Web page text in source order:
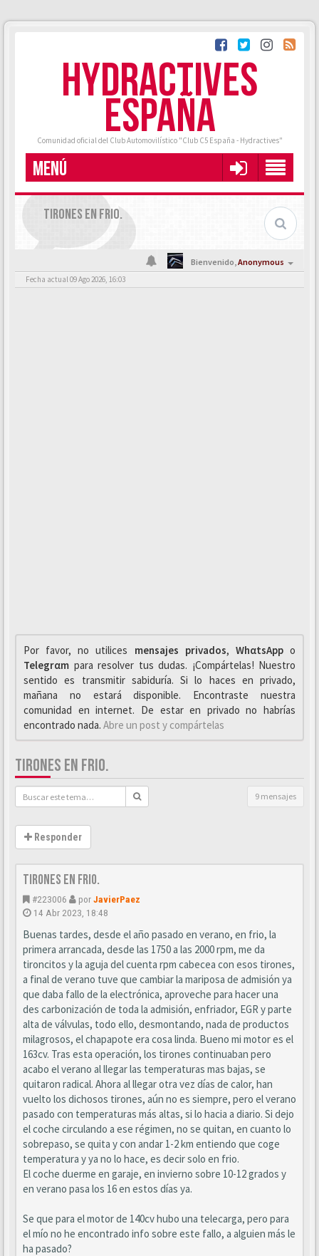
HYDRACTIVES
ESPAÑA
Comunidad oficial del Club Automovilístico "Club C5 España - Hydractives"
MENÚ
TIRONES EN FRIO.
Bienvenido,Anonymous
Fecha actual 09 Ago 2026, 16:03
Por favor, no utilices mensajes privados, WhαtsAppo
Telegrαm para resolver tus dudas. ¡Compártelas! Nuestro
sentido es transmitir sabiduría. Si lo haces en privado,
mañana no estará disponible. Encontraste nuestra
comunidad en internet. De estar en privado no habrías
encontrado nada. Abre un post y compártelas
TIRONES EN FRIO.
9 mensajes
Responder
Tirones en frio.
#223006 porJavierPaez
14 Abr 2023, 18:48
Buenas tardes, desde el año pasado en verano, en frio, la
primera arrancada, desde las 1750 a las 2000 rpm, me da
tironcitos y la aguja del cuenta rpm cabecea con esos tirones,
a final de verano tuve que cambiar la mariposa de admisión ya
que daba fallo de la electrónica, aproveche para hacer una
des carbonización de toda la admisión, enfriador, EGR y parte
alta de válvulas, todo ello, desmontando, nada de productos
milagrosos, el chapapote era cosa linda. Bueno mi motor es el
163cv. Tras esta operación, los tirones continuaban pero
acabo el verano al llegar las temperaturas mas bajas, se
quitaron radical. Ahora al llegar otra vez días de calor, han
vuelto los dichosos tirones, aún no es siempre, pero el verano
pasado con temperaturas más altas, si lo hacia a diario. Si dejo
el coche circulando a ese régimen, no se quitan, en cuanto lo
sobrepaso, se quita y con andar 1-2 km entiendo que coge
temperatura y ya no lo hace, es decir solo en frio.
El coche duerme en garaje, en invierno sobre 10-12 grados y
en verano pasa los 16 en estos días ya.
Se que para el motor de 140cv hubo una telecarga, pero para
el mío no he encontrado info sobre este fallo, a alguien más le
ha pasado?